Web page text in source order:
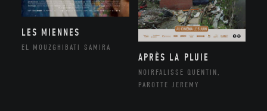
LES MIENNES
EL MOUZGHIBATI SAMIRA
APRÈS LA PLUIE
NOIRFALISSE QUENTIN,
PAROTTE JEREMY